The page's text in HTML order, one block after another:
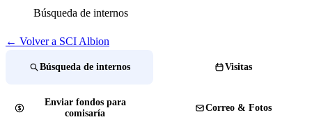
Búsqueda de internos
← Volver a SCI Albion
Búsqueda de internos Visitas
Enviar fondos para
comisaría
Correo & Fotos